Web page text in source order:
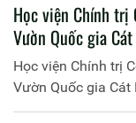
Học viện Chính trị
Vườn Quốc gia
Học viện Chính trị
Vườn Quốc gia